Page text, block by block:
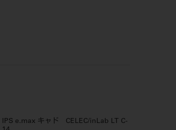
IPS e.max キャド CELEC/inLab LT C-